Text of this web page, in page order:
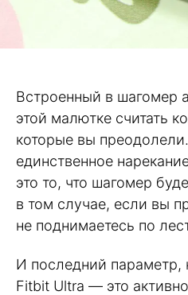
Встроенный в шагомер
этой малютке считать
которые вы
единственное
это то, что шагомер
в том случае, если вы
не поднимаетесь по
И последний параметр,
Fitbit Ultra — это